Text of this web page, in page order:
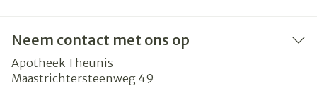
Neem contact met ons op
Apotheek Theunis
Maastrichtersteenweg 49